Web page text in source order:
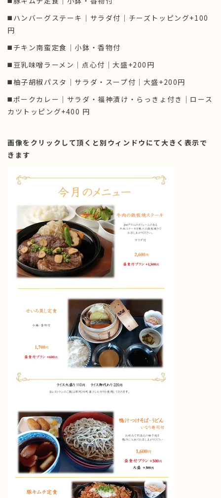
◼️ハンバーグステーキ｜サラダ付｜チーズトッピング+100
円
◼️チキン南蛮定食｜小鉢・香物付
◼️豆乳味噌ラーメン｜点心付｜大盛+200円
◼️柚子胡椒パスタ｜サラダ・スープ付｜大盛+200円
◼️ポークカレー｜サラダ・福神漬け・らっきょ付き｜ロース
カツトッピング+400 円
画像をクリックして頂くと別ウィンドウにて大きく表示で
きます